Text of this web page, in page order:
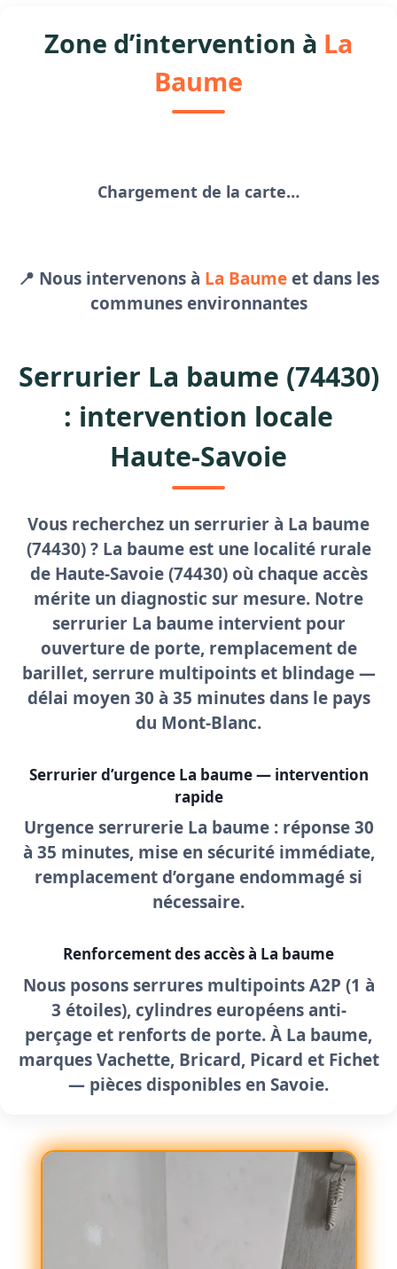
Zone d’intervention à La
Baume
Chargement de la carte…
📍 Nous intervenons à La Baumeet dans les
communes environnantes
Serrurier La baume (74430)
: intervention locale
Haute-Savoie
Vous recherchez un serrurier à La baume
(74430) ? La baume est une localité rurale
de Haute-Savoie (74430) où chaque accès
mérite un diagnostic sur mesure. Notre
serrurier La baumeintervient pour
ouverture de porte, remplacement de
barillet, serrure multipoints et blindage —
délai moyen 30 à 35 minutesdans le pays
du Mont-Blanc.
Serrurier d’urgence La baume — intervention
rapide
Urgence serrurerie La baume: réponse 30
à 35 minutes, mise en sécurité immédiate,
remplacement d’organe endommagé si
nécessaire.
Renforcement des accès à La baume
Nous posons serrures multipoints A2P (1 à
3 étoiles), cylindres européens anti-
perçage et renforts de porte. À La baume,
marques Vachette, Bricard, Picard et Fichet
— pièces disponibles en Savoie.